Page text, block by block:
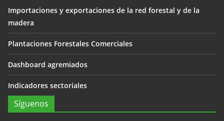
Importaciones y exportaciones de la red forestal y de la
madera
Plantaciones Forestales Comerciales
Dashboard agremiados
Indicadores sectoriales
Síguenos